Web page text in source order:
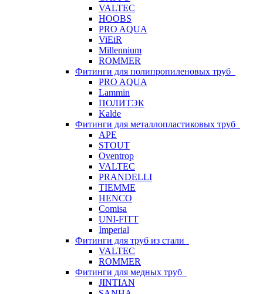
VALTEC
HOOBS
PRO AQUA
ViEiR
Millennium
ROMMER
Фитинги для полипропиленовых труб
PRO AQUA
Lammin
ПОЛИТЭК
Kalde
Фитинги для металлопластиковых труб
APE
STOUT
Oventrop
VALTEC
PRANDELLI
TIEMME
HENCO
Comisa
UNI-FITT
Imperial
Фитинги для труб из стали
VALTEC
ROMMER
Фитинги для медных труб
JINTIAN